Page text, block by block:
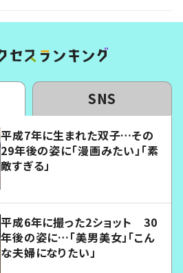
SNS
平成7年に生まれた双子…その
29年後の姿に「漫画みたい」「素
敵すぎる」
平成6年に撮った2ショット 30
年後の姿に…「美男美女」「こん
な夫婦になりたい」